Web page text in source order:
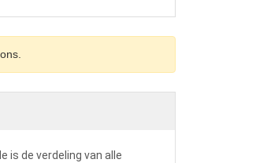
is de verdeling van alle